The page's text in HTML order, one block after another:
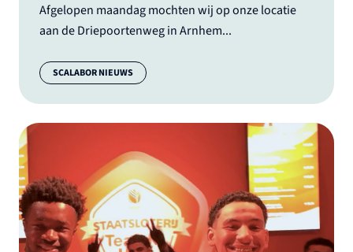
Afgelopen maandag mochten wij op onze locatie
aan de Driepoortenweg in Arnhem...
Categorie:
SCALABOR NIEUWS